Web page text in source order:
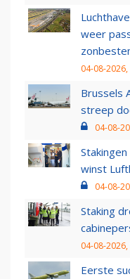
weer
04-08-
Brussels
streep
04-08-
winst
04-08-
Staking
04-08-2026,
Eerste